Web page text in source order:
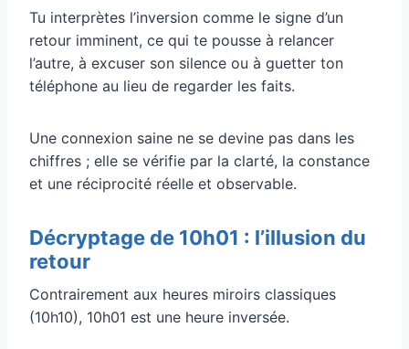
Tu interprètes l’inversion comme le signe d’un
retour imminent, ce qui te pousse à relancer
l’autre, à excuser son silence ou à guetter ton
téléphone au lieu de regarder les faits.
Une connexion saine ne se devine pas dans les
chiffres ; elle se vérifie par la clarté, la constance
et une réciprocité réelle et observable.
Décryptage de 10h01 : l’illusion du
retour
Contrairement aux heures miroirs classiques
(10h10), 10h01 est une heure inversée.